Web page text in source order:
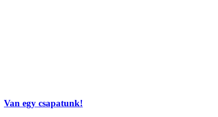
Van egy csapatunk!